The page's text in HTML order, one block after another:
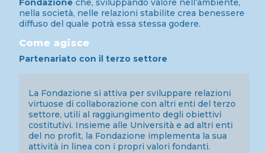
Fondazione che, sviluppando valore nell’ambiente,
nella società, nelle relazioni stabilite crea benessere
diffuso del quale potrà essa stessa godere.
Come agisce
Partenariato con il terzo settore
La Fondazione si attiva per sviluppare relazioni
virtuose di collaborazione con altri enti del terzo
settore, utili al raggiungimento degli obiettivi
costitutivi. Insieme alle Università e ad altri enti
del no profit, la Fondazione implementa la sua
attività in linea con i propri valori fondanti.